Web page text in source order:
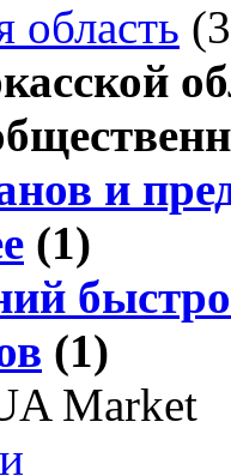
область
и
(1)
(1)
Market